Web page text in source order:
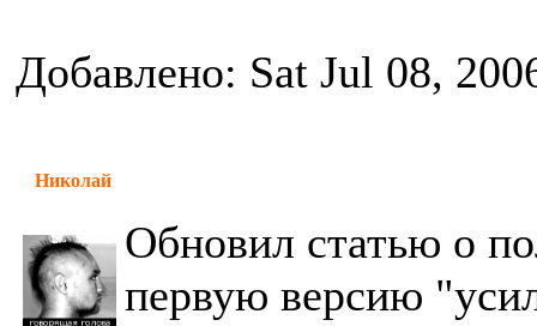
Добавлено: Sat Jul 08,
Николай
Обновил статью о
первую версию